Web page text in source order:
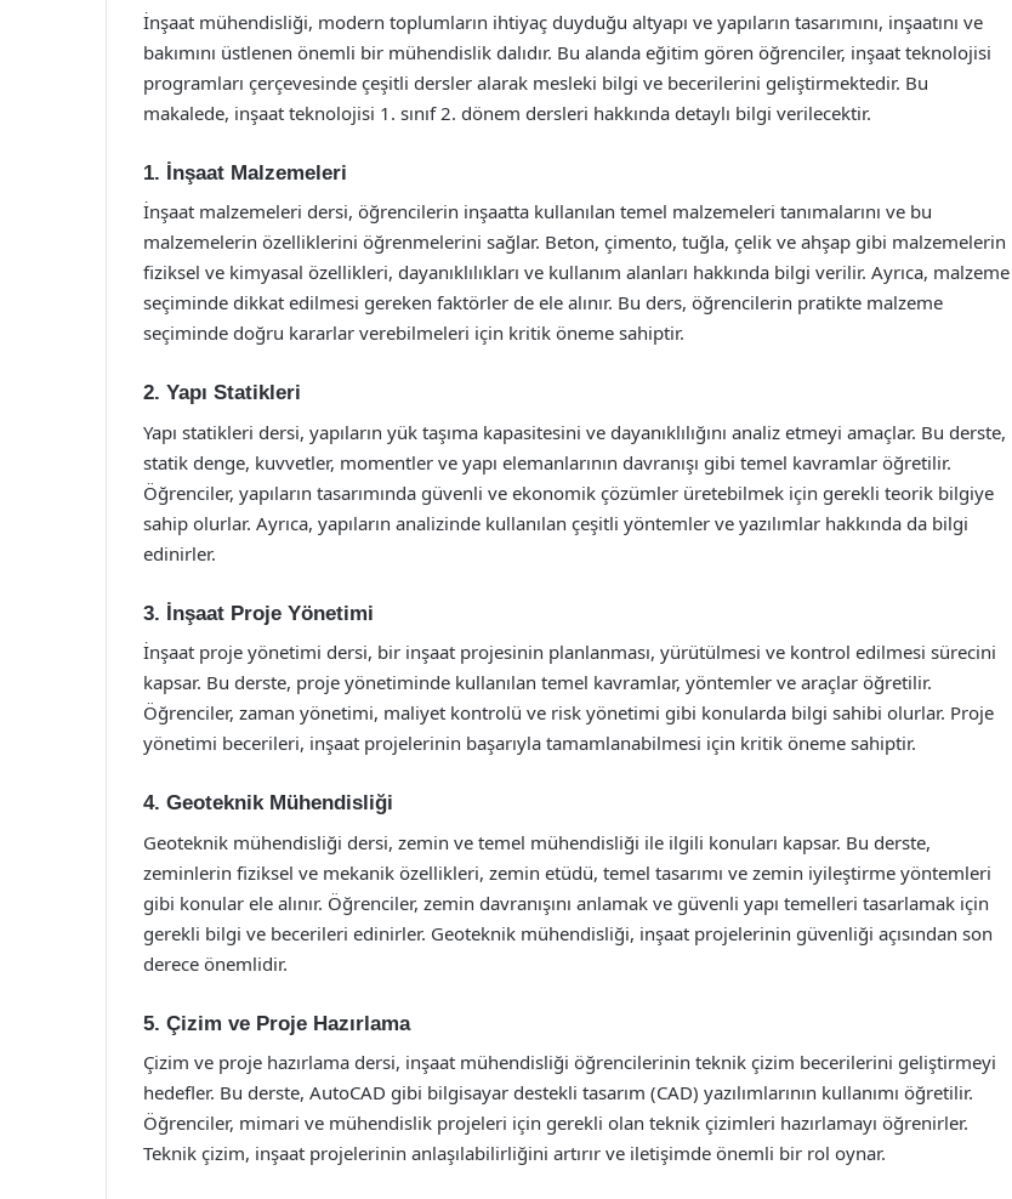
İnşaat mühendisliği, modern toplumların ihtiyaç duyduğu altyapı ve yapıların tasarımını, inşaatını ve
bakımını üstlenen önemli bir mühendislik dalıdır. Bu alanda eğitim gören öğrenciler, inşaat teknolojisi
programları çerçevesinde çeşitli dersler alarak mesleki bilgi ve becerilerini geliştirmektedir. Bu
makalede, inşaat teknolojisi 1. sınıf 2. dönem dersleri hakkında detaylı bilgi verilecektir.
1. İnşaat Malzemeleri
İnşaat malzemeleri dersi, öğrencilerin inşaatta kullanılan temel malzemeleri tanımalarını ve bu
malzemelerin özelliklerini öğrenmelerini sağlar. Beton, çimento, tuğla, çelik ve ahşap gibi malzemelerin
fiziksel ve kimyasal özellikleri, dayanıklılıkları ve kullanım alanları hakkında bilgi verilir. Ayrıca, malzeme
seçiminde dikkat edilmesi gereken faktörler de ele alınır. Bu ders, öğrencilerin pratikte malzeme
seçiminde doğru kararlar verebilmeleri için kritik öneme sahiptir.
2. Yapı Statikleri
Yapı statikleri dersi, yapıların yük taşıma kapasitesini ve dayanıklılığını analiz etmeyi amaçlar. Bu derste,
statik denge, kuvvetler, momentler ve yapı elemanlarının davranışı gibi temel kavramlar öğretilir.
Öğrenciler, yapıların tasarımında güvenli ve ekonomik çözümler üretebilmek için gerekli teorik bilgiye
sahip olurlar. Ayrıca, yapıların analizinde kullanılan çeşitli yöntemler ve yazılımlar hakkında da bilgi
edinirler.
3. İnşaat Proje Yönetimi
İnşaat proje yönetimi dersi, bir inşaat projesinin planlanması, yürütülmesi ve kontrol edilmesi sürecini
kapsar. Bu derste, proje yönetiminde kullanılan temel kavramlar, yöntemler ve araçlar öğretilir.
Öğrenciler, zaman yönetimi, maliyet kontrolü ve risk yönetimi gibi konularda bilgi sahibi olurlar. Proje
yönetimi becerileri, inşaat projelerinin başarıyla tamamlanabilmesi için kritik öneme sahiptir.
4. Geoteknik Mühendisliği
Geoteknik mühendisliği dersi, zemin ve temel mühendisliği ile ilgili konuları kapsar. Bu derste,
zeminlerin fiziksel ve mekanik özellikleri, zemin etüdü, temel tasarımı ve zemin iyileştirme yöntemleri
gibi konular ele alınır. Öğrenciler, zemin davranışını anlamak ve güvenli yapı temelleri tasarlamak için
gerekli bilgi ve becerileri edinirler. Geoteknik mühendisliği, inşaat projelerinin güvenliği açısından son
derece önemlidir.
5. Çizim ve Proje Hazırlama
Çizim ve proje hazırlama dersi, inşaat mühendisliği öğrencilerinin teknik çizim becerilerini geliştirmeyi
hedefler. Bu derste, AutoCAD gibi bilgisayar destekli tasarım (CAD) yazılımlarının kullanımı öğretilir.
Öğrenciler, mimari ve mühendislik projeleri için gerekli olan teknik çizimleri hazırlamayı öğrenirler.
Teknik çizim, inşaat projelerinin anlaşılabilirliğini artırır ve iletişimde önemli bir rol oynar.